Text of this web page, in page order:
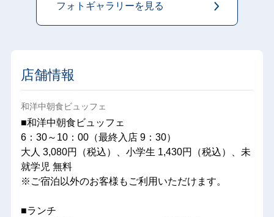
フォトギャラリーを見る
店舗情報
和洋中朝食ビュッフェ
■和洋中朝食ビュッフェ
6：30～10：00（最終入店 9：30）
大人 3,080円（税込）、小学生 1,430円（税込）、未
就学児 無料
※ご宿泊以外のお客様もご利用いただけます。
■ランチ